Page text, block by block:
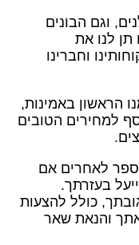
וגם הבונים
תן לנו את
וחברינו
הראשון באמינות,
למחירים הטובים
לאחרים אם
בעזרתך.
כולל להצעות
והנאת שאר